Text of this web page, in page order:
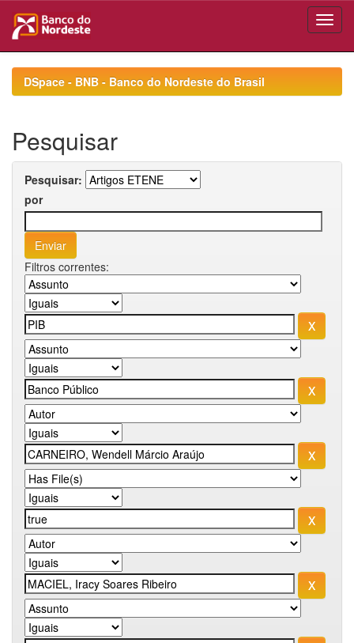
navigationDSpace - BNB - Banco do Nordeste do Brasil
Pesquisar
Pesquisar:
por
Filtros correntes: